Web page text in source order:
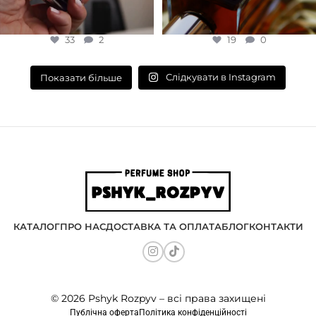
33 2 19 0
Показати більше Слідкувати в Instagram
КАТАЛОГПРО НАСДОСТАВКА ТА ОПЛАТАБЛОГКОНТАКТИ
© 2026 Pshyk Rozpyv – всі права захищені
Публічна офертаПолітика конфіденційності